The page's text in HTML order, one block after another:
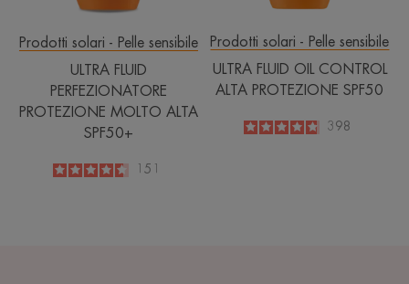
Prodotti solari - Pelle sensibile
ULTRA FLUID
PERFEZIONATORE
PROTEZIONE MOLTO ALTA
SPF50+
4.6
151
Prodotti solari - Pelle sensibile
ULTRA FLUID OIL CONTROL
ALTA PROTEZIONE SPF50
4.8
/
5
398